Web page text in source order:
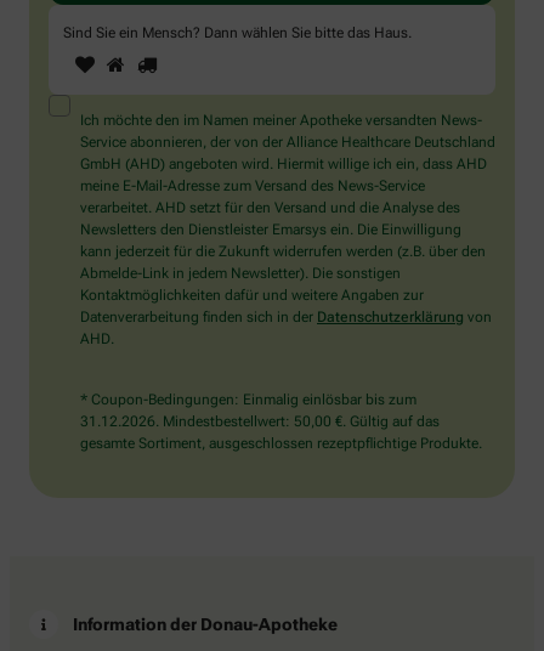
Sind Sie ein Mensch? Dann wählen Sie bitte das Haus.
Sind
Sie
ein
Mensch?
Dann
wählen
Sie
bitte
das
Haus.
1 2
Ich möchte den im Namen meiner Apotheke versandten News-
Service abonnieren, der von der Alliance Healthcare Deutschland
GmbH (AHD) angeboten wird. Hiermit willige ich ein, dass AHD
meine E-Mail-Adresse zum Versand des News-Service
verarbeitet. AHD setzt für den Versand und die Analyse des
Newsletters den Dienstleister Emarsys ein. Die Einwilligung
kann jederzeit für die Zukunft widerrufen werden (z.B. über den
Abmelde-Link in jedem Newsletter). Die sonstigen
Kontaktmöglichkeiten dafür und weitere Angaben zur
Datenverarbeitung finden sich in der Datenschutzerklärung von
AHD.
* Coupon-Bedingungen: Einmalig einlösbar bis zum
31.12.2026. Mindestbestellwert: 50,00 €. Gültig auf das
gesamte Sortiment, ausgeschlossen rezeptpflichtige Produkte.
Information der Donau-Apotheke